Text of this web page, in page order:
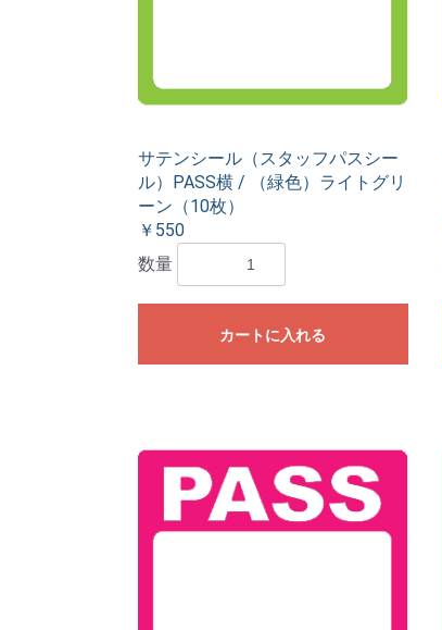
サテンシール（スタッフパスシー
ル）PASS横 / （緑色）ライトグリ
ーン（10枚）
￥550
数量
カートに入れる